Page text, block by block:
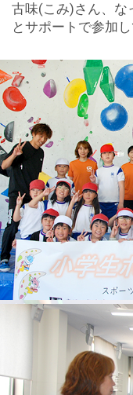
古味(こみ)さん、な
とサポートで参加し